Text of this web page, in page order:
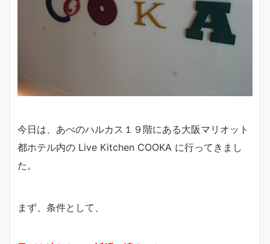
今日は、あべのハルカス１９階にある大阪マリオット
都ホテル内の Live Kitchen COOKA に行ってきまし
た。
まず、条件として、